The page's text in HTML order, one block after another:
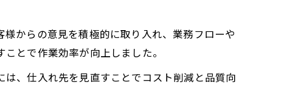
からの意見を積極的に取り入れ、業務フローや
とで作業効率が向上しました。
、仕入れ先を見直すことでコスト削減と品質向